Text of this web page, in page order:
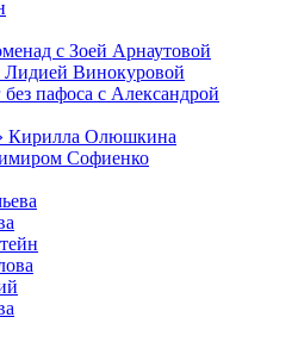
с Зоей Арнаутовой
Лидией Винокуровой
пафоса с Александрой
Кирилла Олюшкина
Софиенко